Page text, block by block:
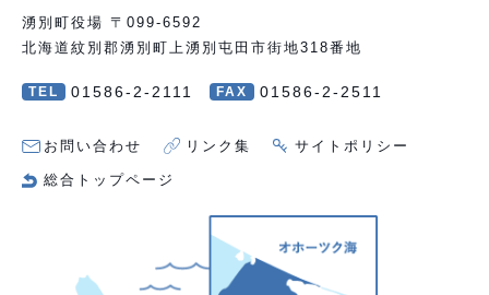
湧別町役場 〒099-6592
北海道紋別郡湧別町上湧別屯田市街地318番地
TEL 01586-2-2111 FAX 01586-2-2511
お問い合わせ リンク集 サイトポリシー
総合トップページ